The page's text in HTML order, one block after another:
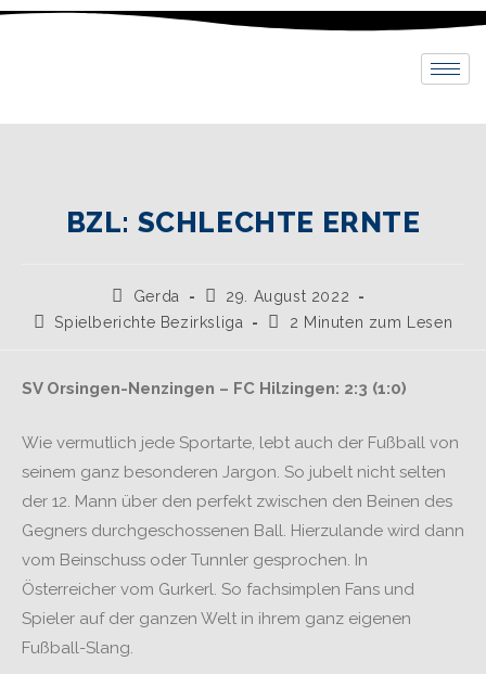
BZL: SCHLECHTE ERNTE
Gerda
29. August 2022
Spielberichte Bezirksliga
2 Minuten zum Lesen
SV Orsingen-Nenzingen – FC Hilzingen: 2:3 (1:0)
Wie vermutlich jede Sportarte, lebt auch der Fußball von
seinem ganz besonderen Jargon. So jubelt nicht selten
der 12. Mann über den perfekt zwischen den Beinen des
Gegners durchgeschossenen Ball. Hierzulande wird dann
vom Beinschuss oder Tunnler gesprochen. In
Österreicher vom Gurkerl. So fachsimplen Fans und
Spieler auf der ganzen Welt in ihrem ganz eigenen
Fußball-Slang.